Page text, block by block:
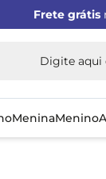
Frete grátis
MeninaMenino